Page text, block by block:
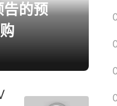
的预